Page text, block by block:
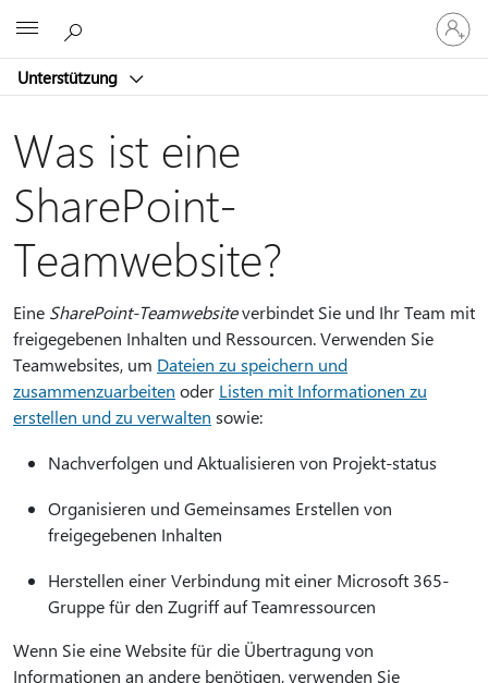
Unterstützung
Bei
Ihrem
Konto
Was ist eine
SharePoint-
Teamwebsite?
Eine SharePoint-Teamwebsiteverbindet Sie und Ihr Team mit
freigegebenen Inhalten und Ressourcen. Verwenden Sie
Teamwebsites, um Dateien zu speichern und
zusammenzuarbeiten oder Listen mit Informationen zu
erstellen und zu verwalten sowie:
Nachverfolgen und Aktualisieren von Projekt-status
Organisieren und Gemeinsames Erstellen von
freigegebenen Inhalten
Herstellen einer Verbindung mit einer Microsoft 365-
Gruppe für den Zugriff auf Teamressourcen
Wenn Sie eine Website für die Übertragung von
Informationen an andere benötigen, verwenden Sie